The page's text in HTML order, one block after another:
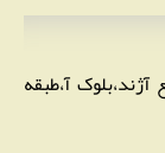
آ،طبقه